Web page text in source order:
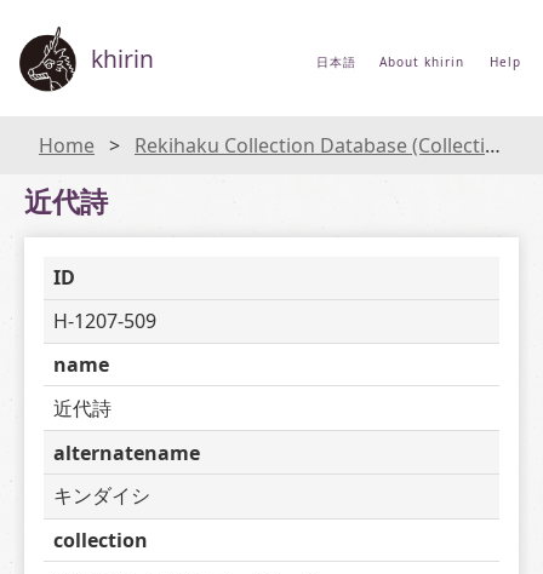
khirin 日本語 About khirin Help
Home Rekihaku Collection Database (Collections Database of the National Museum of Japanese History)
近代詩
ID
H-1207-509
name
近代詩
alternatename
キンダイシ
collection